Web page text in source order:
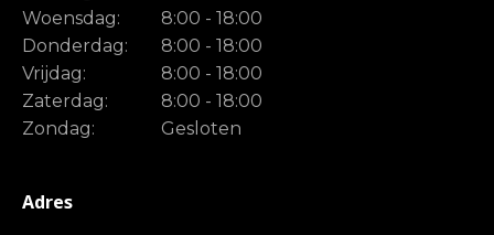
Woensdag:
8:00 - 18:00
Donderdag:
8:00 - 18:00
Vrijdag:
8:00 - 18:00
Zaterdag:
8:00 - 18:00
Zondag:
Gesloten
Adres